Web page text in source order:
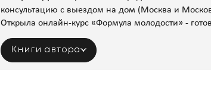
консультацию с выездом на дом (Москва и
Открыла онлайн-курс «Формула молодости» -
Книги автора